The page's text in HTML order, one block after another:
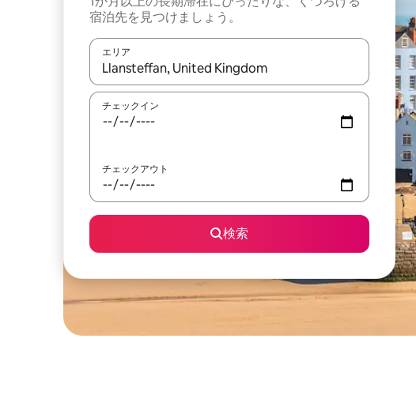
宿泊先を見つけましょう。
エリア
検索結果が表示されたら、上下の矢印キーを使って移動する
チェックイン
チェックアウト
検索